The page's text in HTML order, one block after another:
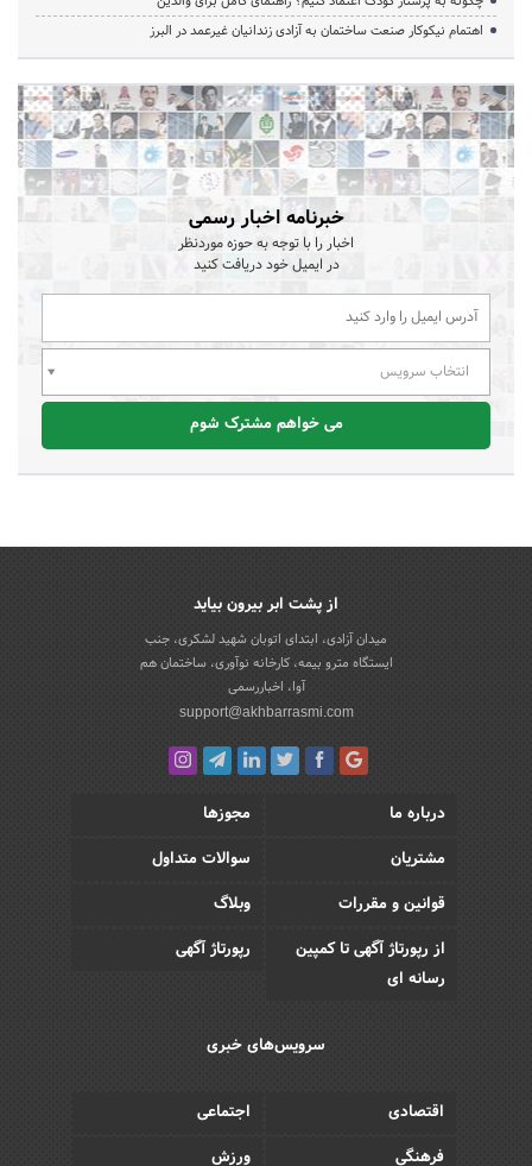
اهتمام نیکوکار صنعت ساختمان به آزادی زندانیان غیرعمد در البرز
خبرنامه اخبار رسمی
اخبار را با توجه به حوزه موردنظر
در ایمیل خود دریافت کنید
انتخاب سرویس
می خواهم مشترک شوم
از پشت ابر بیرون بیاید
میدان آزادی، ابتدای اتوبان شهید لشکری، جنب
ایستگاه مترو بیمه، کارخانه نوآوری، ساختمان هم
آوا، اخباررسمی
support@akhbarrasmi.com
درباره ما
مجوزها
مشتریان
سوالات متداول
قوانین و مقررات
وبلاگ
از رپورتاژ آگهی تا کمپین
رسانه ای
رپورتاژ آگهی
سرویس‌های خبری
اقتصادی
اجتماعی
فرهنگی
ورزش